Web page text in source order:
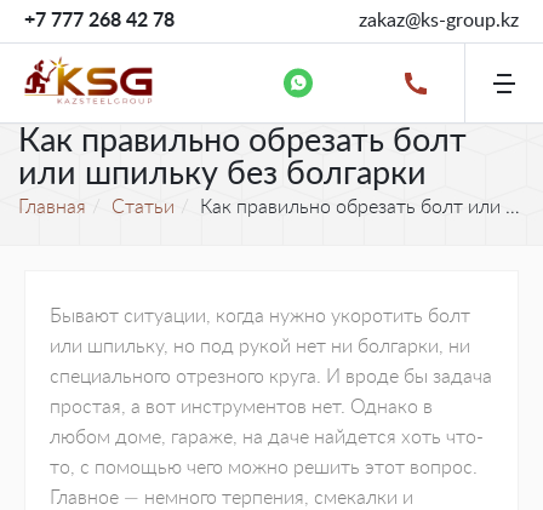
+7 777 268 42 78 zakaz@ks-group.kz
Как правильно обрезать болт
или шпильку без болгарки
Главная Статьи Как правильно обрезать болт или шпильку без болгарки
Бывают ситуации, когда нужно укоротить болт
или шпильку, но под рукой нет ни болгарки, ни
специального отрезного круга. И вроде бы задача
простая, а вот инструментов нет. Однако в
любом доме, гараже, на даче найдется хоть что-
то, с помощью чего можно решить этот вопрос.
Главное — немного терпения, смекалки и